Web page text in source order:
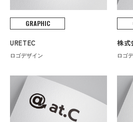
GRAPHIC
URETEC
ロゴデザイン
株式
ロゴ